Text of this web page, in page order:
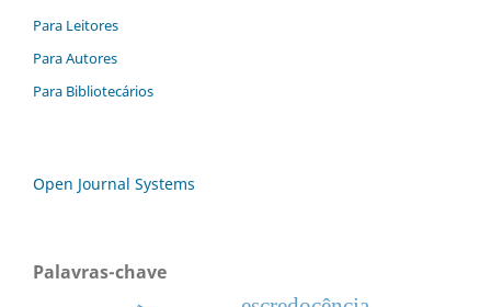
Para Leitores
Para Autores
Para Bibliotecários
Open Journal Systems
Palavras-chave